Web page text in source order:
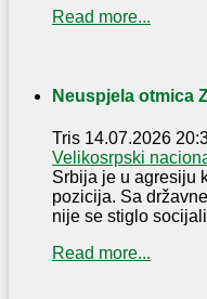
Read more...
Neuspjela otmica
Tris 14.07.2026
Velikosrpski
Srbija je u agresiju
pozicija. Sa
nije se stiglo
Read more...